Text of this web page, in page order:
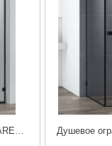
Душевое ограждение CEZARES BELLAGIO-AH-1-140/90-C-NERO